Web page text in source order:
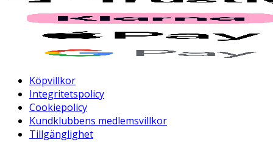
Köpvillkor
Integritetspolicy
Cookiepolicy
Kundklubbens medlemsvillkor
Tillgänglighet